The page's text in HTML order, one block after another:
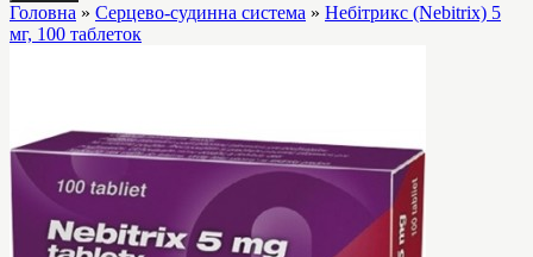
Головна » Серцево-судинна система » Небітрикс (Nebitrix) 5
мг, 100 таблеток